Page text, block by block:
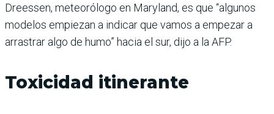
Dreessen, meteorólogo en Maryland, es que “algunos
modelos empiezan a indicar que vamos a empezar a
arrastrar algo de humo” hacia el sur, dijo a la AFP.
Toxicidad itinerante